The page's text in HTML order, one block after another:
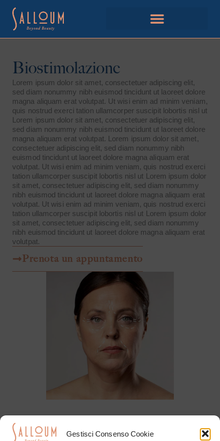
Gestisci Consenso Cookie
Biostimolazione
Lorem ipsum dolor sit amet, consectetuer adipiscing elit,
sed diam nonummy nibh euismod tincidunt ut laoreet dolore
magna aliquam erat volutpat. Ut wisi enim ad minim veniam,
quis nostrud exerci tation ullamcorper suscipit lobortis nisl ut
Lorem ipsum dolor sit amet, consectetuer adipiscing elit,
sed diam nonummy nibh euismod tincidunt ut laoreet dolore
magna aliquam erat volutpat. Lorem ipsum dolor sit amet,
consectetuer adipiscing elit, sed diam nonummy nibh
euismod tincidunt ut laoreet dolore magna aliquam erat
volutpat. Ut wisi enim ad minim veniam, quis nostrud exerci
tation ullamcorper suscipit lobortis nisl ut Lorem ipsum dolor
sit amet, consectetuer adipiscing elit, sed diam nonummy
nibh euismod tincidunt ut laoreet dolore magna aliquam erat
volutpat. Ut wisi enim ad minim veniam, quis nostrud exerci
tation ullamcorper suscipit lobortis nisl ut Lorem ipsum dolor
sit amet, consectetuer adipiscing elit, sed diam nonummy
nibh euismod tincidunt ut laoreet dolore magna aliquam erat
volutpat.
Prenota un appuntamento